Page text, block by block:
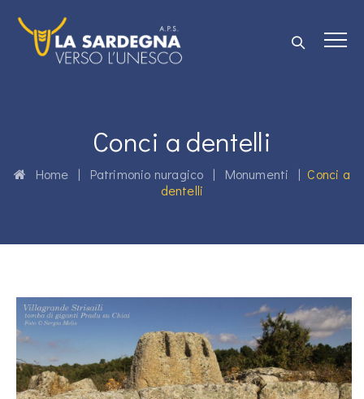
Conci a dentelli
Home | Patrimonio nuragico | Monumenti |Conci a
dentelli